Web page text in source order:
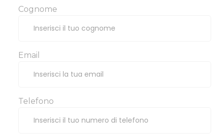
Cognome
Email
Telefono